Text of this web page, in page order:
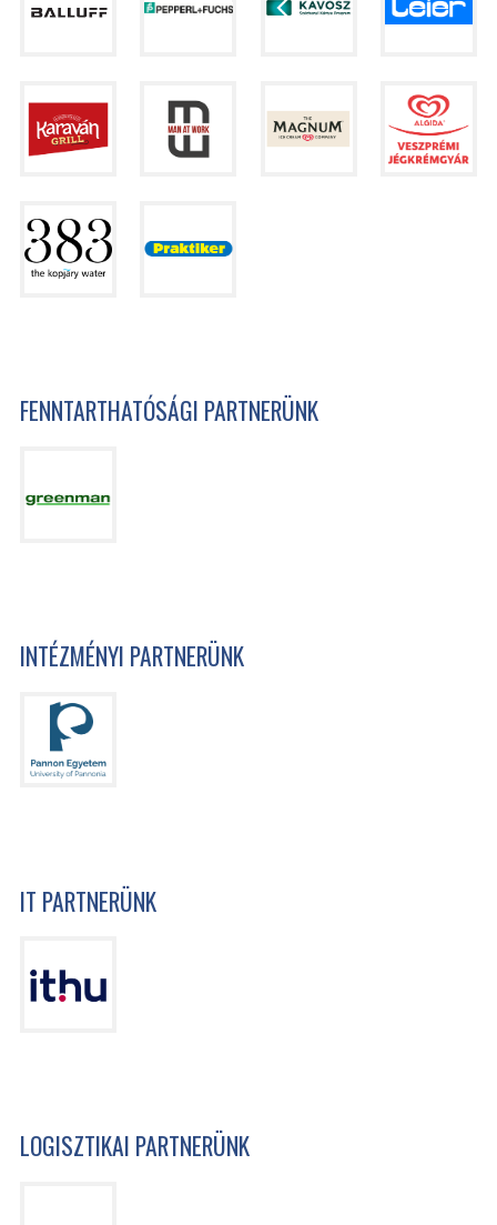
FENNTARTHATÓSÁGI PARTNERÜNK
INTÉZMÉNYI PARTNERÜNK
IT PARTNERÜNK
LOGISZTIKAI PARTNERÜNK